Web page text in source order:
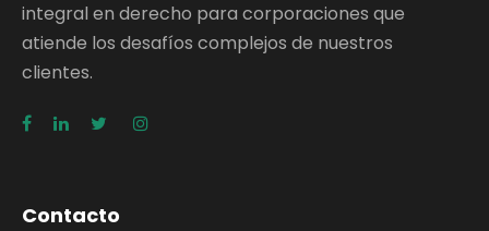
integral en derecho para corporaciones que
atiende los desafíos complejos de nuestros
clientes.
Contacto